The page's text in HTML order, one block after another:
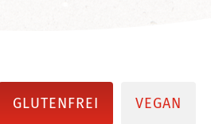
GLUTENFREI VEGAN